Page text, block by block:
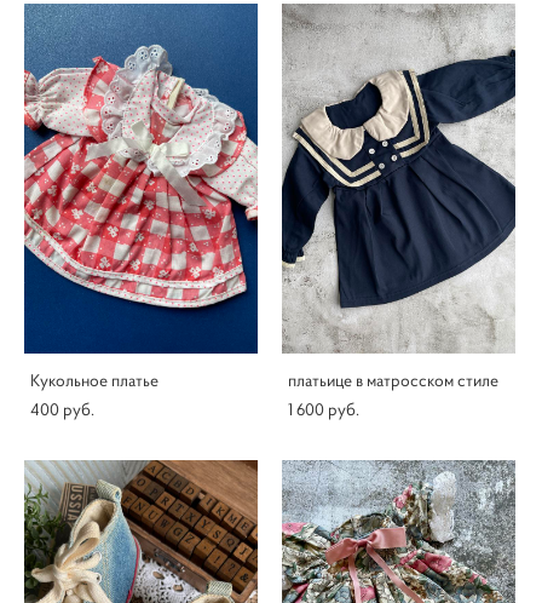
Кукольное платье
400 pуб.
платьице в матросском стиле
1 600 pуб.